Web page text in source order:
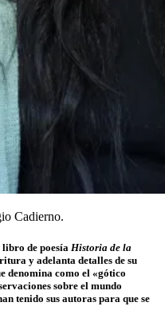
Cadierno.
de poesía Historia de la
y adelanta detalles de su
denomina como el «gótico
sobre el mundo
tenido sus autoras para que se